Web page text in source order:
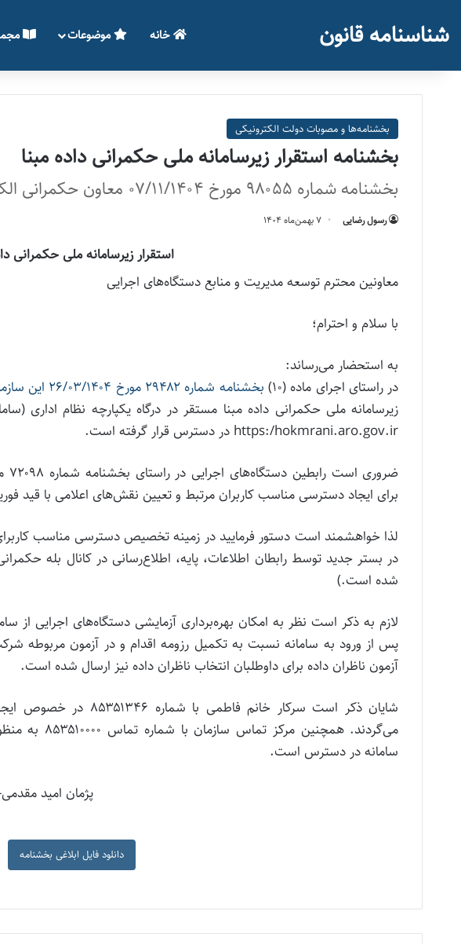
شناسنامه قانون خانه موضوعات
بخشنامه‌ها و مصوبات دولت الکترونیکی
بخشنامه استقرار زیرسامانه ملی حکمرانی داده مبنا
بخشنامه شماره ۹۸۰۵۵ مورخ ۰۷/۱۱/۱۴۰۴ معاون حکمرانی الکترونیک و هوشمندسازی دولت
رسول رضایی ۷ بهمن‌ماه ۱۴۰۴
استقرار زیرسامانه ملی حکمرانی
معاونین محترم توسعه مدیریت و منابع دستگاه‌های اجرایی
با سلام و احترام؛
به استحضار می‌رساند:
در راستای اجرای ماده (۱۰)
بخشنامه شماره ۲۹۴۸۲ مورخ ۲۶/۰۳/۱۴۰۴ این سازمان
زیرسامانه ملی حکمرانی داده مبنا مستقر در درگاه یکپارچه نظام اداری
https:/hokmrani.aro.gov.ir در دسترس قرار گرفته است.
ضروری است رابطین دستگاه‌های اجرایی در راستای بخشنامه شماره ۷۲۰۹۸ مورخ ۱۹/۰۹/۱۴۰۱ (
برای ایجاد دسترسی مناسب کاربران مرتبط و تعیین نقش‌های اعلامی با قید
لذا خواهشمند است دستور فرمایید در زمینه تخصیص دسترسی مناسب کاربرای
شده است.)
لازم به ذکر است نظر به امکان بهره‌برداری آزمایشی دستگاه‌های اجرایی از
پس از ورود به سامانه نسبت به تکمیل رزومه اقدام و در آزمون مربوطه
آزمون ناظران داده برای داوطلبان انتخاب ناظران داده نیز ارسال شده است.
شایان ذکر است سرکار
می‌گردند.
سامانه در دسترس است.
پژمان امید
دانلود فایل ابلاغی بخشنامه